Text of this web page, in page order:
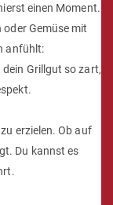
einen Moment.
Gemüse mit
anfühlt:
Grillgut so zart,
erzielen. Ob auf
Du kannst es